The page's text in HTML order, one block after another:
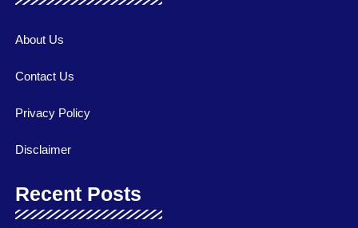
About Us
Contact Us
Privacy Policy
Disclaimer
Recent Posts